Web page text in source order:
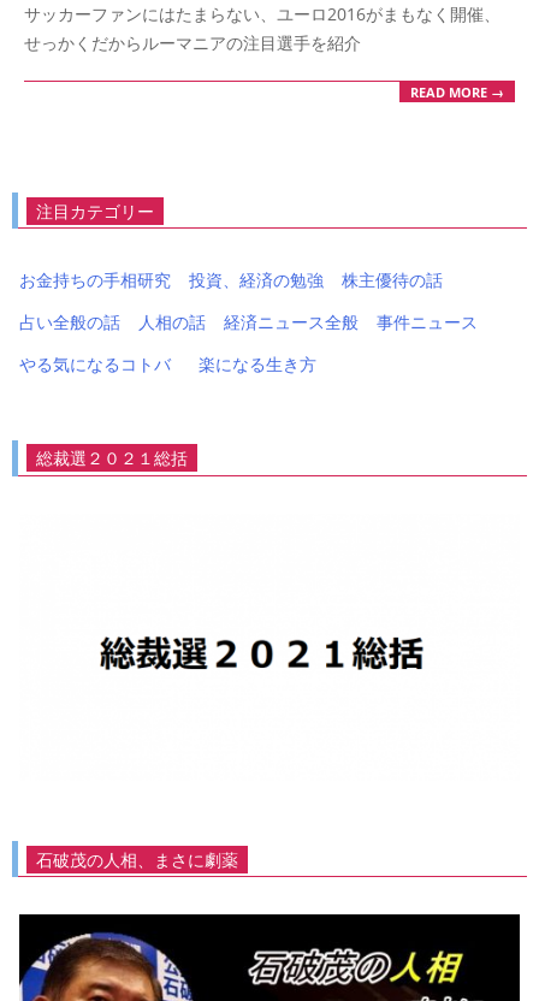
10
サッカーファンにはたまらない、ユーロ2016がまもなく開催、
せっかくだからルーマニアの注目選手を紹介
READ MORE →
注目カテゴリー
お金持ちの手相研究 投資、経済の勉強
株主優待の話
占い全般の話
人相の話 経済ニュース全般
事件ニュース
やる気になるコトバ
楽になる生き方
総裁選２０２１総括
石破茂の人相、まさに劇薬